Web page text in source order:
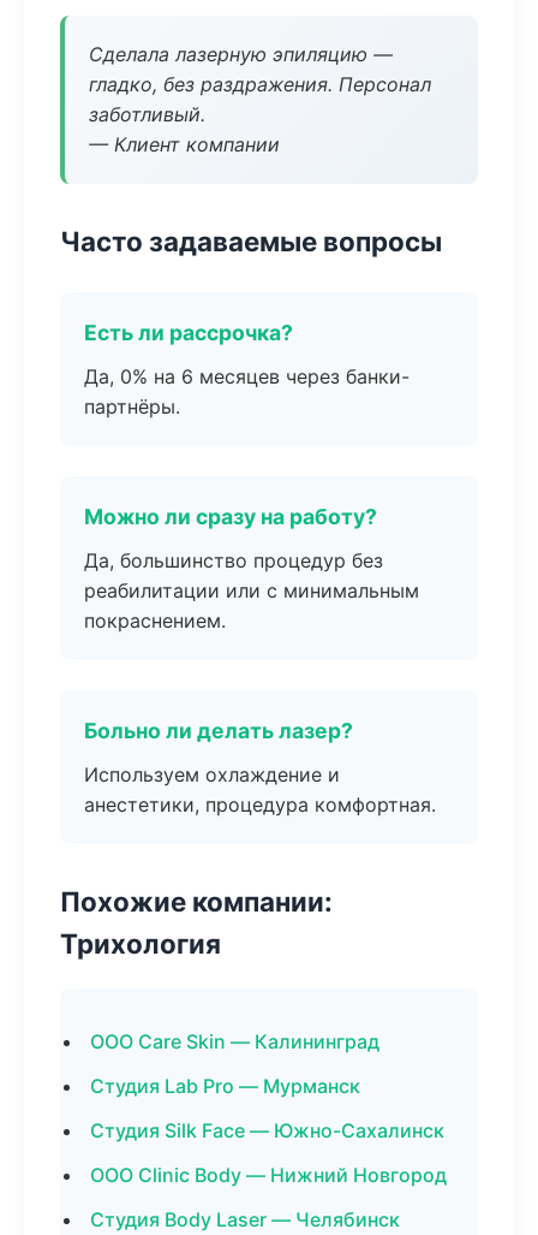
Сделала лазерную эпиляцию —
гладко, без раздражения. Персонал
заботливый.
— Клиент компании
Часто задаваемые вопросы
Есть ли рассрочка?
Да, 0% на 6 месяцев через банки-
партнёры.
Можно ли сразу на работу?
Да, большинство процедур без
реабилитации или с минимальным
покраснением.
Больно ли делать лазер?
Используем охлаждение и
анестетики, процедура комфортная.
Похожие компании:
Трихология
ООО Care Skin — Калининград
Студия Lab Pro — Мурманск
Студия Silk Face — Южно-Сахалинск
ООО Clinic Body — Нижний Новгород
Студия Body Laser — Челябинск